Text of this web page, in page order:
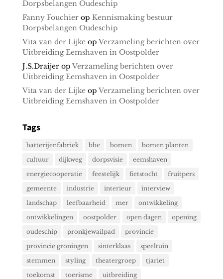
Dorpsbelangen Oudeschip
Fanny Fouchierop Kennismaking bestuur
Dorpsbelangen Oudeschip
Vita van der Lijkeop Verzameling berichten over
Uitbreiding Eemshaven in Oostpolder
J.S.Draijerop Verzameling berichten over
Uitbreiding Eemshaven in Oostpolder
Vita van der Lijkeop Verzameling berichten over
Uitbreiding Eemshaven in Oostpolder
Tags
batterijenfabriek bbe bomen
bomen planten
cultuur
dijkweg dorpsvisie
eemshaven
energiecooperatie
feestelijk fietstocht
fruitpers
gemeente
industrie interieur
interview
landschap
leefbaarheid mer
ontwikkeling
ontwikkelingen
oostpolder open dagen
opening
oudeschip
pronkjewailpad
provincie
provincie groningen
sinterklaas
speeltuin
stemmen
styling theatergroep
tjariet
toekomst
toerisme
uitbreiding